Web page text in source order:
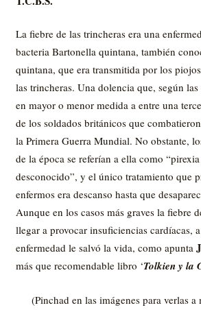
La fiebre de las trincheras era una
bacteria Bartonella quintana, también
quintana, que era transmitida por los
las trincheras. Una dolencia que, según
en mayor o menor medida a entre una
de los soldados británicos que
la Primera Guerra Mundial. No obstante,
de la época se referían a ella como
desconocido”, y el único tratamiento que
enfermos era descanso hasta que
Aunque en los casos más graves la fiebre
llegar a provocar insuficiencias cardíacas,
enfermedad le salvó la vida, como apunta
más que recomendable libro ‘Tolkien y la
(Pinchad en las imágenes para verlas